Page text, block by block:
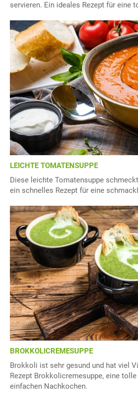
servieren. Ein ideales Rezept für eine
LEICHTE TOMATENSUPPE
Diese leichte Tomatensuppe
ein schnelles Rezept für eine
BROKKOLICREMESUPPE
Brokkoli ist sehr gesund und hat viel
Rezept Brokkolicremesuppe, eine
einfachen Nachkochen.